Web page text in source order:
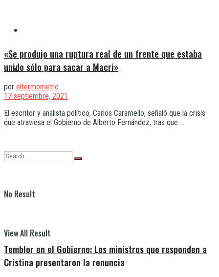
Varela
No Result
View All Result
«Se produjo una ruptura real de un frente que estaba
unido sólo para sacar a Macri»
por eltermometro
17 septiembre, 2021
El escritor y analista político, Carlos Caramello, señaló que la crisis
que atraviesa el Gobierno de Alberto Fernández, tras que ...
Temblor en el Gobierno: Los ministros que responden a
Cristina presentaron la renuncia